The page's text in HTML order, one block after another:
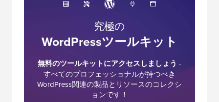
究極の
WordPressツールキット
無料のツールキットにアクセスしましょう -
すべてのプロフェッショナルが持つべき
WordPress関連の製品とリソースのコレクシ
ョンです！